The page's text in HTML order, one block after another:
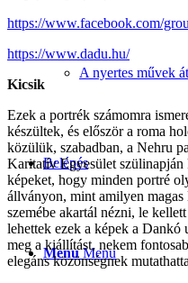
A nyertes művek
Belépés
Menu Menu
https://www.facebook.com/
https://www.dadu.hu/
Kicsik
Ezek a portrék számomra
készültek, és először a roma
közülük, szabadban, a Nehru
Karitatív Egyesület
képeket, hogy minden portré
állványon, mint amilyen magas
szemébe akartál nézni, le
lehettek ezek a képek a
meg a kiállítást, nekem
elegáns közönségnek